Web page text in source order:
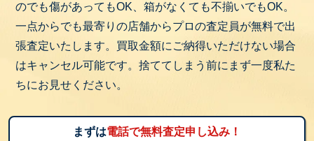
錬金堂は家具、家電、ブランド品、洋服、スポーツ
用品、アウトドア用品、楽器、小物、雑貨など、ど
んなジャンルでもOK！
壊れていても、古くても、放置していても、欠損・
まずは無料出張査定をご利用ください。プロの査定
のでも傷があってもOK、箱がなくても不揃いでもOK。
一点からでも最寄りの店舗からプロの査定員が無料で出
張査定いたします。買取金額にご納得いただけない場合
はキャンセル可能です。捨ててしまう前にまず一度私た
ちにお見せください。
まずは電話で無料査定申し込み！